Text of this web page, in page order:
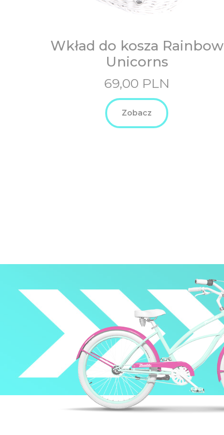
Wkład do kosza Rainbow
Unicorns
69,00 PLN
Zobacz